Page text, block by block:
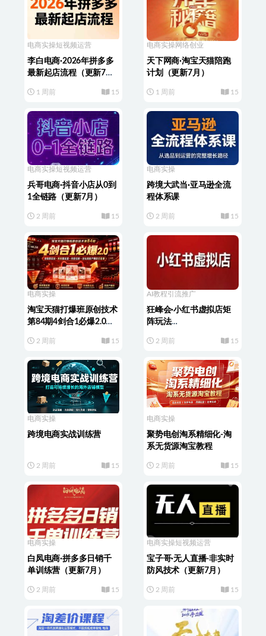
电商实操短视频运营
李白电商·2026年拼多多
最新起店流程（更新7
1 周前 15
电商实操 网络创业
天下网商·淘宝天猫陪跑
计划（更新7月）
1 周前 15
电商实操短视频运营
兵哥电商·抖音小店从0到
1全链路（更新7月）
2 周前 15
电商实操
跨境大武当·亚马逊全流
程体系课
2 周前 15
电商实操
淘宝天猫打爆班原创技术
第84期4剑合1必爆2.0全
内容拉新・全站高投产爆
2 周前 15
AI教程引流推广
狂峰会·小红书虚拟店矩
阵玩法
2 周前 15
电商实操
跨境电商实战训练营
2 周前 15
电商实操
聚势电创淘系精细化-淘
系无货源淘宝教程
2 周前 15
电商实操
白凤电商·拼多多日销千
单训练营（更新7月）
2 周前 15
电商实操短视频运营
宝子哥·无人直播-非实时
防风技术（更新7月）
2 周前 15